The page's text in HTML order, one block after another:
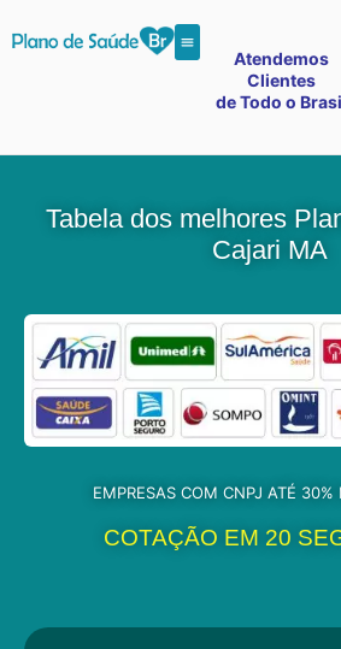
Atendemos
Clientes
de Todo o
Tabela dos melhores
Cajari MA
EMPRESAS COM CNPJ ATÉ 30%
COTAÇÃO EM 20